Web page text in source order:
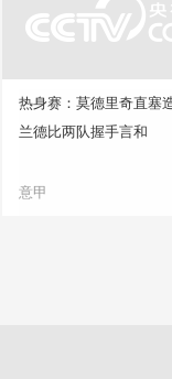
热身赛：莫德里奇直塞
兰德比两队握手言和
意甲